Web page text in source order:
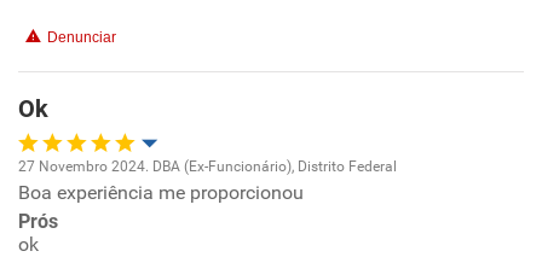
Denunciar
Ok
Oportunidade de promoção
27 Novembro 2024. DBA (Ex-Funcionário), Distrito Federal
Boa experiência me proporcionou
Prós
ok